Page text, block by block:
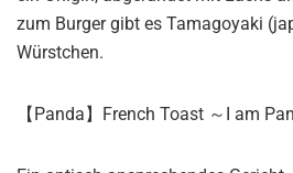
zum Burger gibt es Tamagoyaki
Würstchen.
【Panda】French Toast ～I am